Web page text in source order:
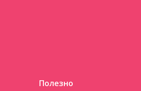
Полезно